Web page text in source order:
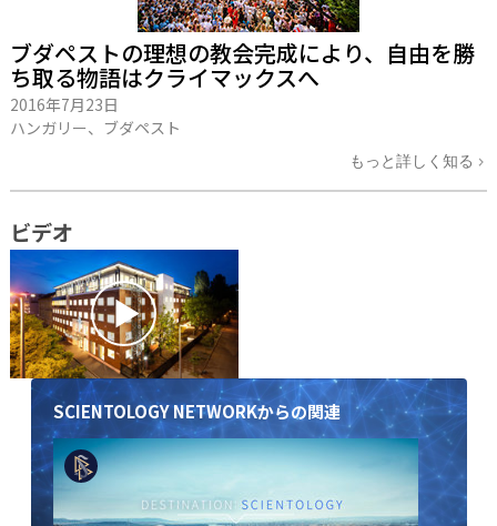
ブダペストの理想の教会完成により、自由を勝
ち取る物語はクライマックスへ
2016年7月23日
ハンガリー、ブダペスト
もっと詳しく知る
ビデオ
SCIENTOLOGY NETWORKからの関連